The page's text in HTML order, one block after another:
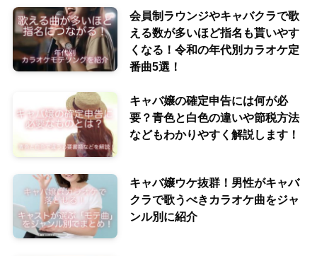
会員制ラウンジやキャバクラで歌
える数が多いほど指名も貰いやす
くなる！令和の年代別カラオケ定
番曲5選！
キャバ嬢の確定申告には何が必
要？青色と白色の違いや節税方法
などもわかりやすく解説します！
キャバ嬢ウケ抜群！男性がキャバ
クラで歌うべきカラオケ曲をジャ
ンル別に紹介